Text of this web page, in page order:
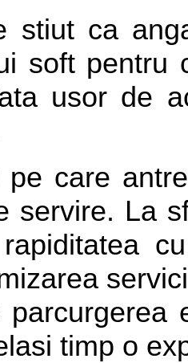
stiut ca
soft pentru
usor de
pe care
servire. La
parcurgerea
timp o